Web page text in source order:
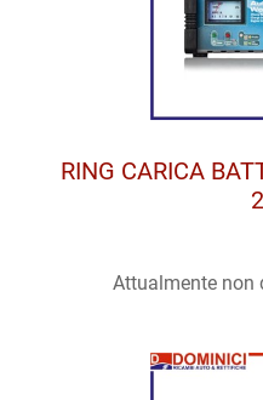
RING CARICA
Attualmente non